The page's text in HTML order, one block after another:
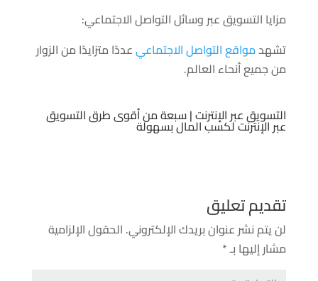
مزايا التسويق عبر وسائل التواصل الاجتماعي:
تشهدمواقع التواصل الاجتماعيعددًا متزايدًا من الزوار
من جميع أنحاء العالم.
التسويق عبر الإنترنت | سبعة من أقوى طرق التسويق
عبر الإنترنت لكسب المال بسهولة
تقديم تعليق
لن يتم نشر عنوان بريدك الإلكتروني. الحقول الإلزامية
مشار إليها بـ*